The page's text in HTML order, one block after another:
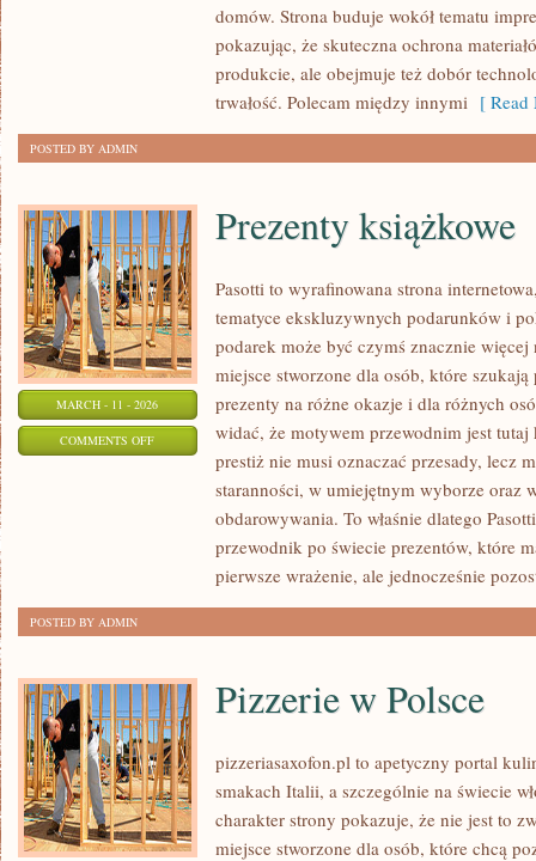
domów. Strona buduje wokół tematu
pokazując, że skuteczna ochrona
produkcie, ale obejmuje też dobór
trwałość. Polecam między innymi [ Read
POSTED BY ADMIN
MARCH - 11 - 2026
COMMENTS OFFON
KSIĄŻKOWE
Prezenty książkowe
Pasotti to wyrafinowana strona
tematyce ekskluzywnych podarunków i
podarek może być czymś znacznie
miejsce stworzone dla osób, które
prezenty na różne okazje i dla różnych
widać, że motywem przewodnim jest tutaj
prestiż nie musi oznaczać przesady, lecz
staranności, w umiejętnym wyborze oraz
obdarowywania. To właśnie dlatego
przewodnik po świecie prezentów, które
pierwsze wrażenie, ale jednocześnie
POSTED BY ADMIN
Pizzerie w Polsce
pizzeriasaxofon.pl to apetyczny portal
smakach Italii, a szczególnie na świecie
charakter strony pokazuje, że nie jest to
miejsce stworzone dla osób, które chcą